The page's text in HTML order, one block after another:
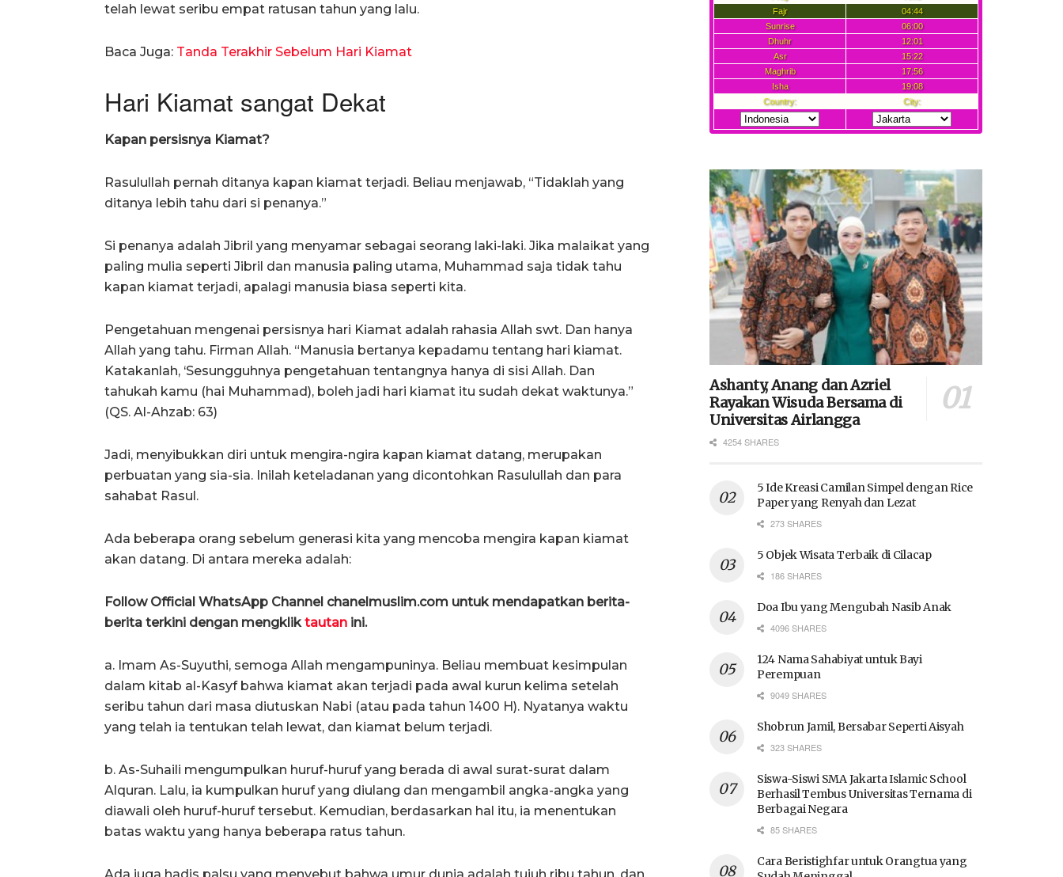
telah lewat seribu empat ratusan tahun yang lalu.
Baca Juga: Tanda Terakhir Sebelum Hari Kiamat
Hari Kiamat sangat Dekat
Kapan persisnya Kiamat?
Rasulullah pernah ditanya kapan kiamat terjadi. Beliau menjawab, “Tidaklah yang
ditanya lebih tahu dari si penanya.”
Si penanya adalah Jibril yang menyamar sebagai seorang laki-laki. Jika malaikat yang
paling mulia seperti Jibril dan manusia paling utama, Muhammad saja tidak tahu
kapan kiamat terjadi, apalagi manusia biasa seperti kita.
Pengetahuan mengenai persisnya hari Kiamat adalah rahasia Allah swt. Dan hanya
Allah yang tahu. Firman Allah. “Manusia bertanya kepadamu tentang hari kiamat.
Katakanlah, ‘Sesungguhnya pengetahuan tentangnya hanya di sisi Allah. Dan
tahukah kamu (hai Muhammad), boleh jadi hari kiamat itu sudah dekat waktunya.”
(QS. Al-Ahzab: 63)
Jadi, menyibukkan diri untuk mengira-ngira kapan kiamat datang, merupakan
perbuatan yang sia-sia. Inilah keteladanan yang dicontohkan Rasulullah dan para
sahabat Rasul.
Ada beberapa orang sebelum generasi kita yang mencoba mengira kapan kiamat
akan datang. Di antara mereka adalah:
Follow Official WhatsApp Channel chanelmuslim.com untuk mendapatkan berita-
berita terkini dengan mengkliktautan ini.
a. Imam As-Suyuthi, semoga Allah mengampuninya. Beliau membuat kesimpulan
dalam kitab al-Kasyf bahwa kiamat akan terjadi pada awal kurun kelima setelah
seribu tahun dari masa diutuskan Nabi (atau pada tahun 1400 H). Nyatanya waktu
yang telah ia tentukan telah lewat, dan kiamat belum terjadi.
b. As-Suhaili mengumpulkan huruf-huruf yang berada di awal surat-surat dalam
Alquran. Lalu, ia kumpulkan huruf yang diulang dan mengambil angka-angka yang
diawali oleh huruf-huruf tersebut. Kemudian, berdasarkan hal itu, ia menentukan
batas waktu yang hanya beberapa ratus tahun.
Ashanty, Anang dan Azriel
Rayakan Wisuda Bersama di
Universitas Airlangga
4254 SHARES
5 Ide Kreasi Camilan Simpel dengan Rice
Paper yang Renyah dan Lezat
273 SHARES
5 Objek Wisata Terbaik di Cilacap
186 SHARES
Doa Ibu yang Mengubah Nasib Anak
4096 SHARES
124 Nama Sahabiyat untuk Bayi
Perempuan
9049 SHARES
Shobrun Jamil, Bersabar Seperti Aisyah
323 SHARES
Siswa-Siswi SMA Jakarta Islamic School
Berhasil Tembus Universitas Ternama di
Berbagai Negara
85 SHARES
Cara Beristighfar untuk Orangtua yang